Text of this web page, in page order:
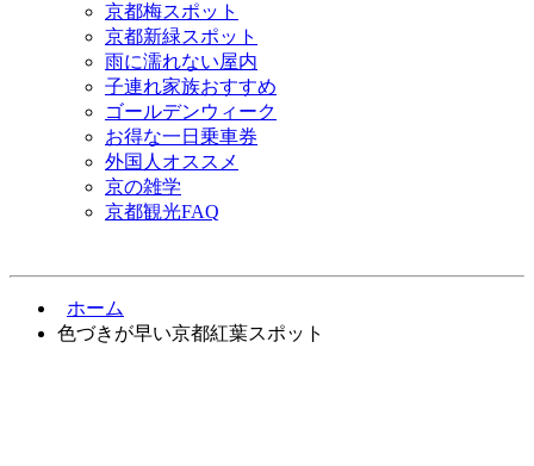
京都梅スポット
京都新緑スポット
雨に濡れない屋内
子連れ家族おすすめ
ゴールデンウィーク
お得な一日乗車券
外国人オススメ
京の雑学
京都観光FAQ
ホーム
色づきが早い京都紅葉スポット